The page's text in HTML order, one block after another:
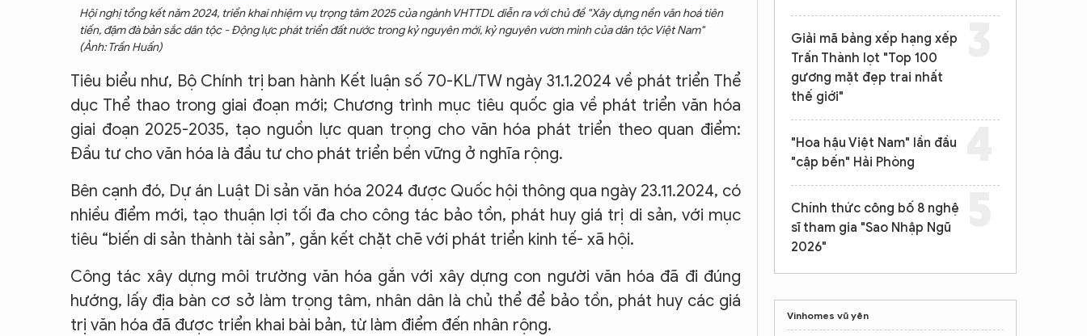
Hội nghị tổng kết năm 2024, triển khai nhiệm vụ trọng tâm 2025 của ngành VHTTDL diễn ra với chủ đề "Xây dựng nền văn hoá tiên
tiến, đậm đà bản sắc dân tộc - Động lực phát triển đất nước trong kỷ nguyên mới, kỷ nguyên vươn mình của dân tộc Việt Nam"
(Ảnh: Trần Huấn)
Tiêu biểu như, Bộ Chính trị ban hành Kết luận số 70-KL/TW ngày 31.1.2024 về phát triển Thể
dục Thể thao trong giai đoạn mới; Chương trình mục tiêu quốc gia về phát triển văn hóa
giai đoạn 2025-2035, tạo nguồn lực quan trọng cho văn hóa phát triển theo quan điểm:
Đầu tư cho văn hóa là đầu tư cho phát triển bền vững ở nghĩa rộng.
Bên cạnh đó, Dự án Luật Di sản văn hóa 2024 được Quốc hội thông qua ngày 23.11.2024, có
nhiều điểm mới, tạo thuận lợi tối đa cho công tác bảo tồn, phát huy giá trị di sản, với mục
tiêu “biến di sản thành tài sản”, gắn kết chặt chẽ với phát triển kinh tế- xã hội.
Công tác xây dựng môi trường văn hóa gắn với xây dựng con người văn hóa đã đi đúng
hướng, lấy địa bàn cơ sở làm trọng tâm, nhân dân là chủ thể để bảo tồn, phát huy các giá
trị văn hóa đã được triển khai bài bản, từ làm điểm đến nhân rộng.
Giải mã bảng xếp hạng xếp
Trấn Thành lọt "Top 100
gương mặt đẹp trai nhất
thế giới"
"Hoa hậu Việt Nam" lần đầu
"cập bến" Hải Phòng
Chính thức công bố 8 nghệ
sĩ tham gia "Sao Nhập Ngũ
2026"
Vinhomes vũ yên